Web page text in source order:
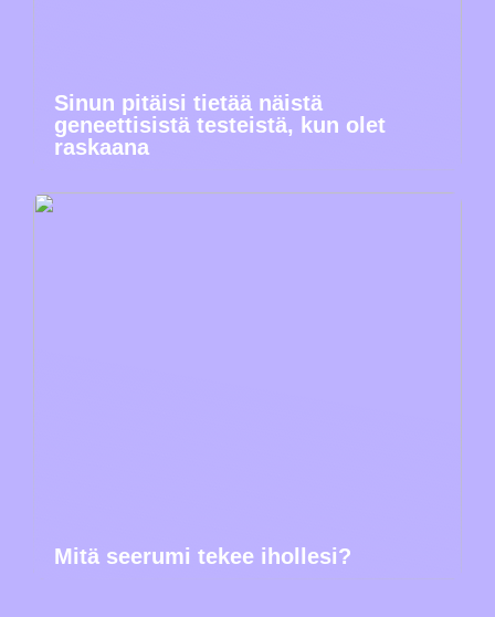
Sinun pitäisi tietää näistä
geneettisistä testeistä, kun olet
raskaana
Mitä seerumi tekee ihollesi?